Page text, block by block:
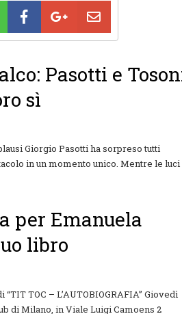
Pasotti e
sì
Giorgio Pasotti ha sorpreso tutti
in un momento unico. Mentre le luci
per Emanuela
libro
TOC – L’AUTOBIOGRAFIA” Giovedì
di Milano, in Viale Luigi Camoens 2